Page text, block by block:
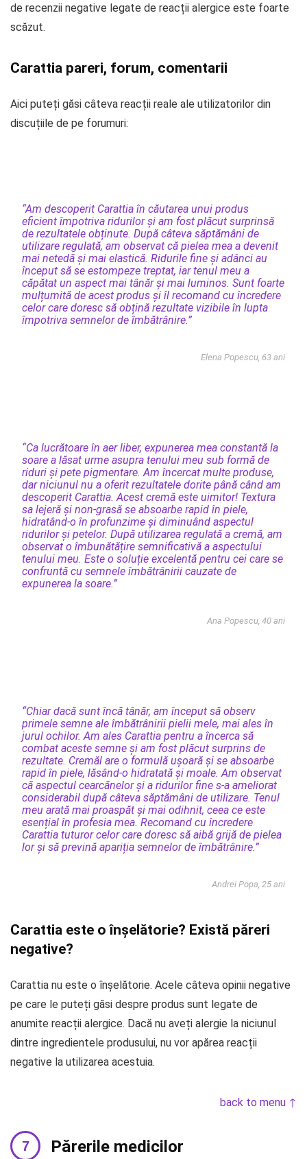
de recenzii negative legate de reacții alergice este foarte
scăzut.
Carattia pareri, forum, comentarii
Aici puteți găsi câteva reacții reale ale utilizatorilor din
discuțiile de pe forumuri:
“Am descoperit Carattia în căutarea unui produs
eficient împotriva ridurilor și am fost plăcut surprinsă
de rezultatele obținute. După câteva săptămâni de
utilizare regulată, am observat că pielea mea a devenit
mai netedă și mai elastică. Ridurile fine și adânci au
început să se estompeze treptat, iar tenul meu a
căpătat un aspect mai tânăr și mai luminos. Sunt foarte
mulțumită de acest produs și îl recomand cu încredere
celor care doresc să obțină rezultate vizibile în lupta
împotriva semnelor de îmbătrânire.”
Elena Popescu, 63 ani
“Ca lucrătoare în aer liber, expunerea mea constantă la
soare a lăsat urme asupra tenului meu sub formă de
riduri și pete pigmentare. Am încercat multe produse,
dar niciunul nu a oferit rezultatele dorite până când am
descoperit Carattia. Acest cremă ​​este uimitor! Textura
sa lejeră și non-grasă se absoarbe rapid în piele,
hidratând-o în profunzime și diminuând aspectul
ridurilor și petelor. După utilizarea regulată a cremă, am
observat o îmbunătățire semnificativă a aspectului
tenului meu. Este o soluție excelentă pentru cei care se
confruntă cu semnele îmbătrânirii cauzate de
expunerea la soare.”
Ana Popescu, 40 ani
“Chiar dacă sunt încă tânăr, am început să observ
primele semne ale îmbătrânirii pielii mele, mai ales în
jurul ochilor. Am ales Carattia pentru a încerca să
combat aceste semne și am fost plăcut surprins de
rezultate. Cremăl are o formulă ușoară și se absoarbe
rapid în piele, lăsând-o hidratată și moale. Am observat
că aspectul cearcănelor și a ridurilor fine s-a ameliorat
considerabil după câteva săptămâni de utilizare. Tenul
meu arată mai proaspăt și mai odihnit, ceea ce este
esențial în profesia mea. Recomand cu încredere
Carattia tuturor celor care doresc să aibă grijă de pielea
lor și să prevină apariția semnelor de îmbătrânire.”
Andrei Popa, 25 ani
Carattia este o înșelătorie? Există păreri
negative?
Carattia nu este o înșelătorie. Acele câteva opinii negative
pe care le puteți găsi despre produs sunt legate de
anumite reacții alergice. Dacă nu aveți alergie la niciunul
dintre ingredientele produsului, nu vor apărea reacții
negative la utilizarea acestuia.
back to menu ↑
Părerile medicilor